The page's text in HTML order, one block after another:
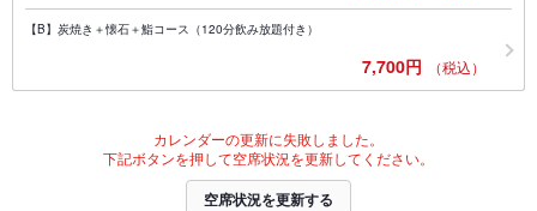
【B】炭焼き＋懐石＋鮨コース（120分飲み放題付き）
7,700円 （税込）
カレンダーの更新に失敗しました。
下記ボタンを押して空席状況を更新してください。
空席状況を更新する